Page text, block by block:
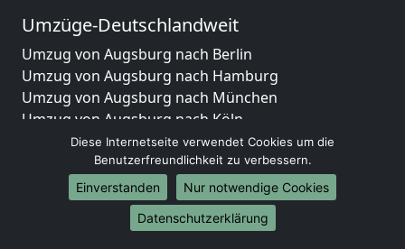
Umzüge-Deutschlandweit
Umzug von Augsburg nach Berlin
Umzug von Augsburg nach Hamburg
Umzug von Augsburg nach München
Umzug von Augsburg nach Köln
Umzug von Augsburg nach Frankfurt am Main
Umzug von Augsburg nach Stuttgart
Umzug von Augsburg nach Düsseldorf
Umzug von Augsburg nach Leipzig
Umzug von Augsburg nach Dortmund
Diese Internetseite verwendet Cookies um die
Benutzerfreundlichkeit zu verbessern.
Einverstanden
Nur notwendige Cookies
Datenschutzerklärung